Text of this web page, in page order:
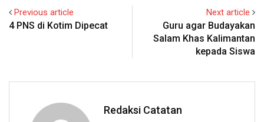
Previous article
4 PNS di Kotim Dipecat
Next article
Guru agar Budayakan
Salam Khas Kalimantan
kepada Siswa
Redaksi Catatan